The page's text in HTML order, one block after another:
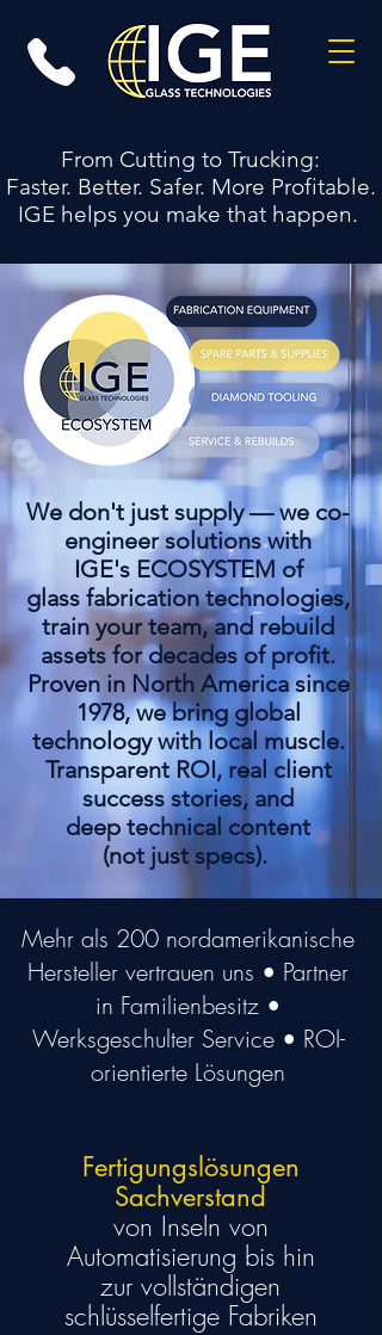
From Cutting to Trucking:
Faster. Better. Safer. More Profitable.
IGE helps you make that happen.
We don't just supply — we co-
engineer solutions with
IGE's ECOSYSTEM of
glass fabrication technologies,
train your team, and rebuild
assets for decades of profit.
Proven in North America since
1978, we bring global
technology with local muscle.
Transparent ROI, real client
success stories, and
deep technical content
(not just specs).
Mehr als 200 nordamerikanische
Hersteller vertrauen uns • Partner
in Familienbesitz •
Werksgeschulter Service • ROI-
orientierte Lösungen
Fertigungslösungen
Sachverstand
von Inseln von
Automatisierung bis hin
zur vollständigen
schlüsselfertige Fabriken